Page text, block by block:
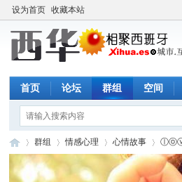
设为首页 收藏本站
首页 论坛 群组 空间
群组 情感心理 心情故事